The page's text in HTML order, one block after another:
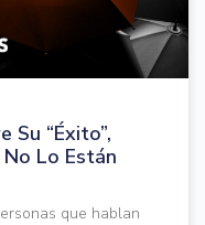
Su “Éxito”,
Lo Están
que hablan